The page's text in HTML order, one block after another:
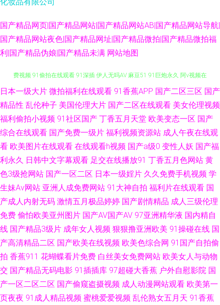
国产精品网页|国产精品网站|国产精品网站AB|国产精品网站导航|
国产精品网站夜色|国产精品网址|国产精品微拍|国产精品微拍福
利|国产精品伪娘|国产精品未满 网站地图
亚洲综合髅 91高潮叫床 91熟妇在线 成人男人影院 一本无码免费 九七人妻免
费视频 91偷拍在线观看 91深插 伊人无吗AV 麻豆51 91巨炮永久 阿v视频在
线免费观看 黑丝尤物在线视频 免费观看91看片黄色 一区国产色 成人区精品
激情另类海角 欧美性爱久久 亚州av不卡 91传煤成人 国产黄精品视频 性欧美
第三页 97影院午夜在线播放 青青草热视 91福利视频导 国产C一区 在线伦理
HD 国产精品www 91高清视频网站 九一传媒网站 一本本日无码 成人免费网
站在线入口 五月社区天堂 wwwAv黑丝 欧美精品麻豆久久 91巨炮免费福利
美91性爱 91日本丝袜 91蝌蚪人妻九色 国产精品自拍在线 日韩无碼第一页
日本一级大片 微拍福利在线观看 91香蕉APP 国产二区三区 国产
精品性 乱伦种子 美国伦理大片 国产二区在线观看 美女伦理视频
福利偷拍小视频 91社区国产 丁香五月天堂 欧美变态一区 国产
综合在线观看 国产免费一级片 福利视频资源站 成人午夜在线观
看 欧美图片在线观看 在线观看h视频 国产a级0 变性人妖 国产福
利永久 日韩中文字幕观看 足交在线播放91 丁香五月色网站 黄
色3级抢网站 国产一区二区 日本一级婬片 久久免费手机视频 学
生妹Av网站 亚洲人成免费网站 91大神自拍 福利片在线观看 国
产成人内射无码 激情五月极品婷婷 国产剧情精品 成人三级伦理
免费 偷怕欧美亚州图片 国产AV国产AV 97亚洲精华液 国内精自
线 国产精品3级片 成年女人视频 狠狠撸亚洲欧美 91操碰在线 国
产高清精品二区 国产欧美在线视频 欧美色综合网 91国产自拍偷
拍 香蕉911 花蝴蝶看片免费 白丝美女免费网站 欧美女人与动物
交 国产精品无码电影 91插插库 97超碰大香蕉 户外自慰影院 国
产一区二区二区 国产偷窥盗摄视频 成人动漫网站观看 欧美第一
页夜夜 91成人精品视频 蜜桃爱爱视频 乱伦熟女五月天 91香蕉